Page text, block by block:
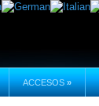
ACCESOS »